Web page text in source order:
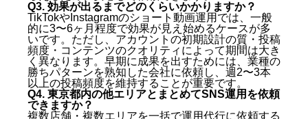
Q3. 効果が出るまでどのくらいかかりますか？
TikTokやInstagramのショート動画運用では、一般
的に3〜6ヶ月程度で効果が見え始めるケースが多
いです。ただし、アカウントの初期設計の質・投稿
頻度・コンテンツのクオリティによって期間は大き
く異なります。早期に成果を出すためには、業種の
勝ちパターンを熟知した会社に依頼し、週2〜3本
以上の投稿頻度を維持することが重要です。
Q4. 東京都内の他エリアとまとめてSNS運用を依頼
できますか？
複数店舗・複数エリアを一括で運用代行に依頼する